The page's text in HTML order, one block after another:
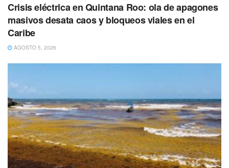
Crisis eléctrica en Quintana Roo: ola de apagones
masivos desata caos y bloqueos viales en el
Caribe
AGOSTO 5, 2026